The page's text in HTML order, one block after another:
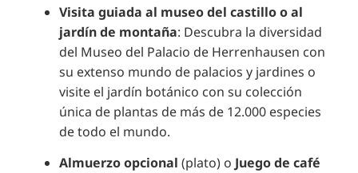
Visita guiada al museo del castillo o al
jardín de montaña: Descubra la diversidad
del Museo del Palacio de Herrenhausen con
su extenso mundo de palacios y jardines o
visite el jardín botánico con su colección
única de plantas de más de 12.000 especies
de todo el mundo.
Almuerzo opcional (plato) o Juego de café